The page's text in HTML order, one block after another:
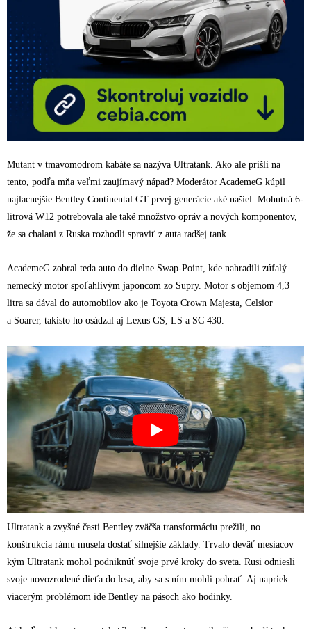
Mutant v tmavomodrom kabáte sa nazýva Ultratank. Ako ale prišli na
tento, podľa mňa veľmi zaujímavý nápad? Moderátor AcademeG kúpil
najlacnejšie Bentley Continental GT prvej generácie aké našiel. Mohutná 6-
litrová W12 potrebovala ale také množstvo opráv a nových komponentov,
že sa chalani z Ruska rozhodli spraviť z auta radšej tank.
AcademeG zobral teda auto do dielne Swap-Point, kde nahradili zúfalý
nemecký motor spoľahlivým japoncom zo Supry. Motor s objemom 4,3
litra sa dával do automobilov ako je Toyota Crown Majesta, Celsior
a Soarer, takisto ho osádzal aj Lexus GS, LS a SC 430.
Ultratank a zvyšné časti Bentley zväčša transformáciu prežili, no
konštrukcia rámu musela dostať silnejšie základy. Trvalo deväť mesiacov
kým Ultratank mohol podniknúť svoje prvé kroky do sveta. Rusi odniesli
svoje novozrodené dieťa do lesa, aby sa s ním mohli pohrať. Aj napriek
viacerým problémom ide Bentley na pásoch ako hodinky.